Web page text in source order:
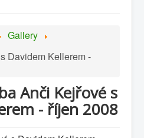
Gallery
Davidem Kellerem -
Anči Kejřové s
- říjen 2008